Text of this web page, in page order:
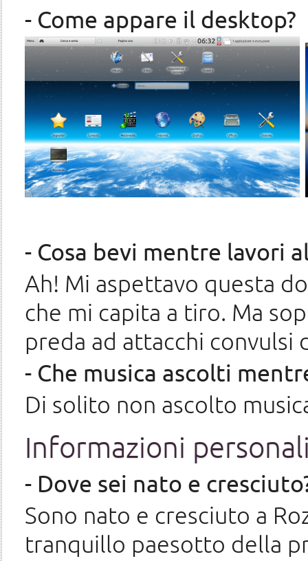
- Come appare il desktop?
- Cosa bevi mentre lavori
Ah! Mi aspettavo questa
che mi capita a tiro. Ma
preda ad attacchi convulsi
- Che musica ascolti
Di solito non ascolto
Informazioni
- Dove sei nato e
Sono nato e cresciuto a
tranquillo paesotto della